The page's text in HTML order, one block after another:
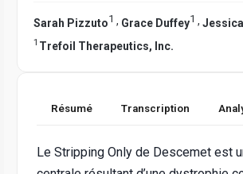
Sarah Pizzuto1 , Grace Duffey1 ,
1 Trefoil Therapeutics, Inc.
Résumé Transcription
Le Stripping Only de Descemet est